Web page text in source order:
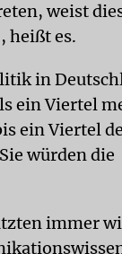
weist
heißt es.
in
ein Viertel
ein Viertel
würden die
immer